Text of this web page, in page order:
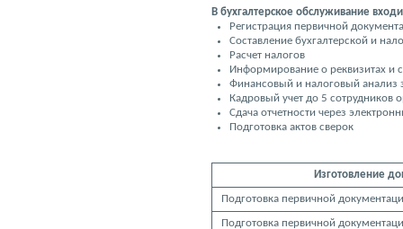
В бухгалтерское обслуживание
Регистрация первичной
Составление бухгалтерской и
Расчет налогов
Информирование о реквизитах и
Финансовый и налоговый анализ
Кадровый учет до 5 сотрудников
Сдача отчетности через
Подготовка актов сверок
Изготовление
Подготовка первичной
Подготовка первичной